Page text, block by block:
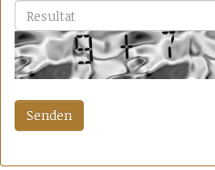
Bitte lösen Sie die Aufgabe